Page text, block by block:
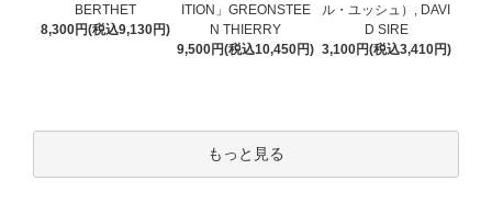
BERTHET
8,300円(税込9,130円)
ITION」GREONSTEE
N THIERRY
9,500円(税込10,450円)
ル・ユッシュ）, DAVI
D SIRE
3,100円(税込3,410円)
もっと見る